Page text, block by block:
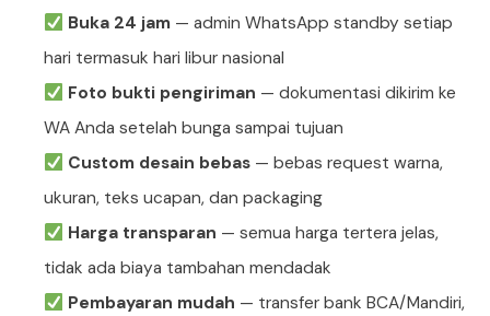
Buka 24 jam— admin WhatsApp standby setiap
hari termasuk hari libur nasional
Foto bukti pengiriman — dokumentasi dikirim ke
WA Anda setelah bunga sampai tujuan
Custom desain bebas— bebas request warna,
ukuran, teks ucapan, dan packaging
Harga transparan — semua harga tertera jelas,
tidak ada biaya tambahan mendadak
Pembayaran mudah — transfer bank BCA/Mandiri,